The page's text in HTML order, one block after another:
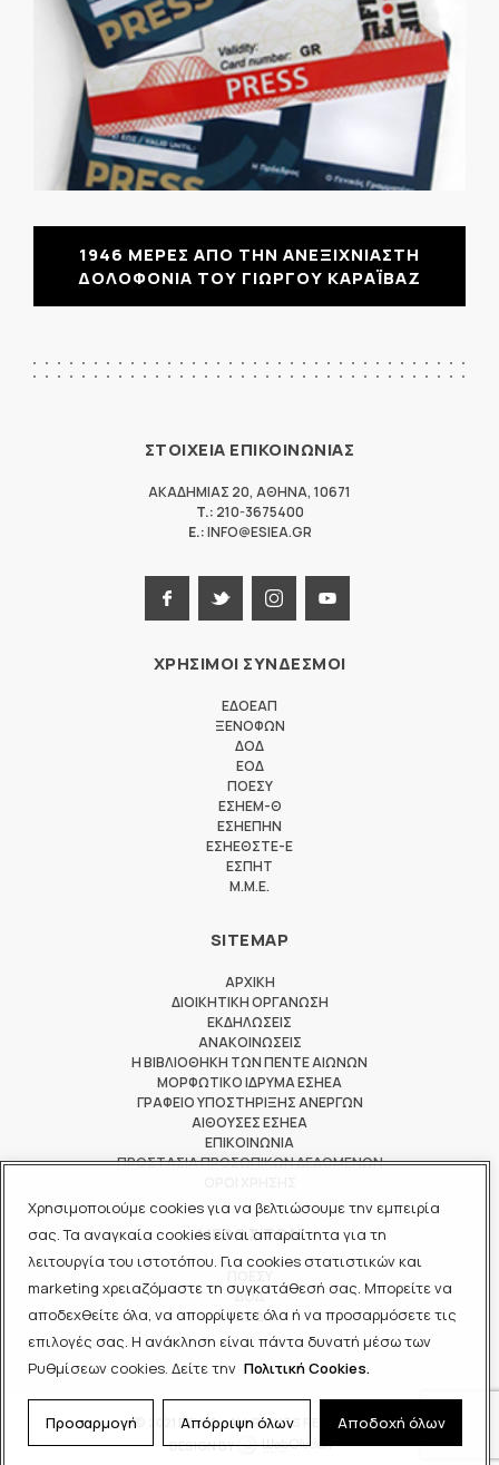
Χρησιμοποιούμε cookies για να βελτιώσουμε την εμπειρία
σας. Τα αναγκαία cookies είναι απαραίτητα για τη
λειτουργία του ιστοτόπου. Για cookies στατιστικών και
marketing χρειαζόμαστε τη συγκατάθεσή σας. Μπορείτε να
αποδεχθείτε όλα, να απορρίψετε όλα ή να προσαρμόσετε τις
επιλογές σας. Η ανάκληση είναι πάντα δυνατή μέσω των
Ρυθμίσεων cookies. Δείτε την Πολιτική Cookies.
Προσαρμογή Απόρριψη όλων Αποδοχή όλων
1946 ΜΕΡΕΣ ΑΠΟ ΤΗΝ ΑΝΕΞΙΧΝΙΑΣΤΗ
ΔΟΛΟΦΟΝΙΑ ΤΟΥ ΓΙΩΡΓΟΥ ΚΑΡΑΪΒΑΖ
ΣΤΟΙΧΕΙΑ ΕΠΙΚΟΙΝΩΝΙΑΣ
ΑΚΑΔΗΜΙΑΣ 20, ΑΘΗΝΑ, 10671
T.: 210-3675400
E.:INFO@ESIEA.GR
ΧΡΗΣΙΜΟΙ ΣΥΝΔΕΣΜΟΙ
ΕΔΟΕΑΠ
ΞΕΝΟΦΩΝ
ΔΟΔ
ΕΟΔ
ΠΟΕΣΥ
ΕΣΗΕΜ-Θ
ΕΣΗΕΠΗΝ
ΕΣΗΕΘΣΤΕ-Ε
ΕΣΠΗΤ
M.M.E.
SITEMAP
ΑΡΧΙΚΗ
ΔΙΟΙΚΗΤΙΚΗ ΟΡΓΑΝΩΣΗ
ΕΚΔΗΛΩΣΕΙΣ
ΑΝΑΚΟΙΝΩΣΕΙΣ
Η ΒΙΒΛΙΟΘΗΚΗ ΤΩΝ ΠΕΝΤΕ ΑΙΩΝΩΝ
ΜΟΡΦΩΤΙΚΟ ΙΔΡΥΜΑ ΕΣΗΕΑ
ΓΡΑΦΕΙΟ ΥΠΟΣΤΗΡΙΞΗΣ ΑΝΕΡΓΩΝ
ΑΙΘΟΥΣΕΣ ΕΣΗΕΑ
ΕΠΙΚΟΙΝΩΝΙΑ
ΠΡΟΣΤΑΣΙΑ ΠΡΟΣΩΠΙΚΩΝ ΔΕΔΟΜΕΝΩΝ
ΜΕΛΟΣ ΤΩΝ
ΔΟΔ
ΕΟΔ
© 2021 ΕΣΗΕΑ - ALL RIGHTS RESERVED
DESIGN BY